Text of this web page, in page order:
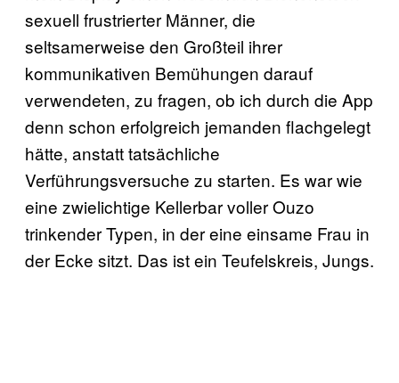
sexuell frustrierter Männer, die
seltsamerweise den Großteil ihrer
kommunikativen Bemühungen darauf
verwendeten, zu fragen, ob ich durch die App
denn schon erfolgreich jemanden flachgelegt
hätte, anstatt tatsächliche
Verführungsversuche zu starten. Es war wie
eine zwielichtige Kellerbar voller Ouzo
trinkender Typen, in der eine einsame Frau in
der Ecke sitzt. Das ist ein Teufelskreis, Jungs.